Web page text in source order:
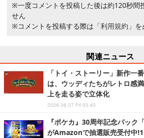
※一度コメントを投稿した後は約120秒間
せん
※コメントを投稿する際は 「利用規約」
関連ニュース
「トイ・ストーリー」新作一
は、ウッディたちがレトロ感
上を走る姿で立体化
2026.08.07 Fri 03:40
『ポケカ』30周年記念パック
がAmazonで抽選販売受付中